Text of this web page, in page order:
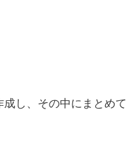
し、その中にまとめて